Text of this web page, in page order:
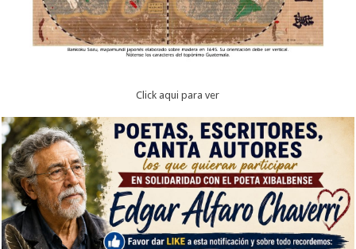
Click aqui para ver